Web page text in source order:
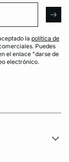
la política de
Puedes
el enlace "darse de
electrónico.